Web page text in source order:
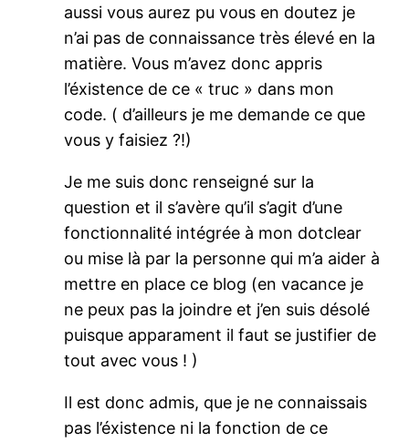
aussi vous aurez pu vous en doutez je
n’ai pas de connaissance très élevé en la
matière. Vous m’avez donc appris
l’éxistence de ce « truc » dans mon
code. ( d’ailleurs je me demande ce que
vous y faisiez ?!)
Je me suis donc renseigné sur la
question et il s’avère qu’il s’agit d’une
fonctionnalité intégrée à mon dotclear
ou mise là par la personne qui m’a aider à
mettre en place ce blog (en vacance je
ne peux pas la joindre et j’en suis désolé
puisque apparament il faut se justifier de
tout avec vous ! )
Il est donc admis, que je ne connaissais
pas l’éxistence ni la fonction de ce